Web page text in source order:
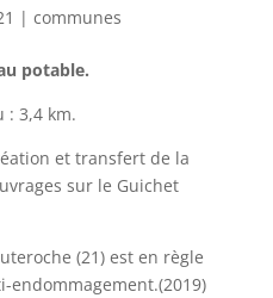
| communes
potable.
: 3,4 km.
et transfert de la
sur le Guichet
(21) est en règle
endommagement.(2019)